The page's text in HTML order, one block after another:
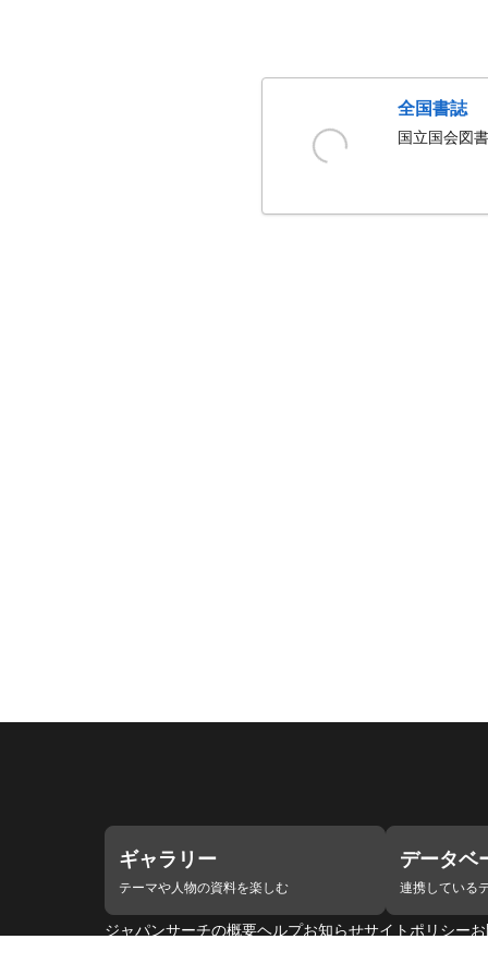
全国書誌
国立国会図
ギャラリー
テーマや人物の資料を楽しむ
データベ
連携している
ジャパンサーチの概要ヘルプお知らせサイトポリシー